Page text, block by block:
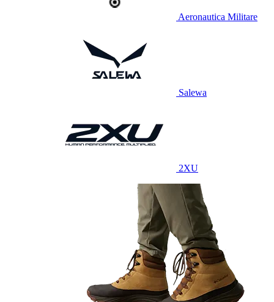
Aeronautica Militare
Salewa
2XU